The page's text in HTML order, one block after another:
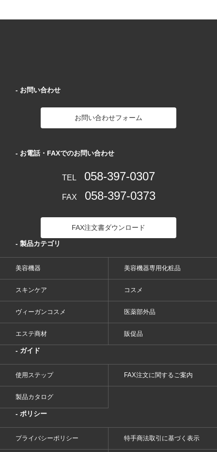
- 製品カテゴリ
美容機器 美容機器専用化粧品
スキンケア コスメ
ヴィーガンコスメ 医薬部外品
エステ商材 販促品
- ガイド
使用ステップ FAX注文に関するご案内
製品カタログ
- ポリシー
プライバシーポリシー 特手商法取引に基づく表示
- お問い合わせ
お問い合わせフォーム
- お電話・FAXでのお問い合わせ
TEL 058-397-0307
FAX 058-397-0373
FAX注文書ダウンロード